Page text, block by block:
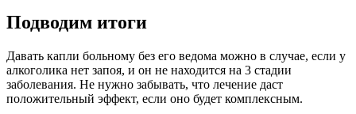
Подводим итоги
Давать капли больному без его ведома можно в случае, если у
алкоголика нет запоя, и он не находится на 3 стадии
заболевания. Не нужно забывать, что лечение даст
положительный эффект, если оно будет комплексным.